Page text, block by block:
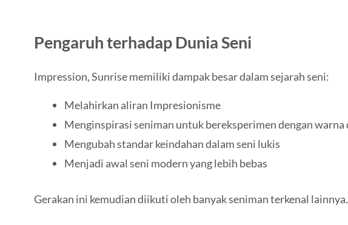
Pengaruh terhadap Dunia Seni
Impression, Sunrise memiliki dampak besar dalam sejarah seni:
Melahirkan aliran Impresionisme
Menginspirasi seniman untuk bereksperimen dengan warna
Mengubah standar keindahan dalam seni lukis
Menjadi awal seni modern yang lebih bebas
Gerakan ini kemudian diikuti oleh banyak seniman terkenal lainnya.